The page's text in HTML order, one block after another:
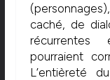
caché, de
pourraient
L’entièreté